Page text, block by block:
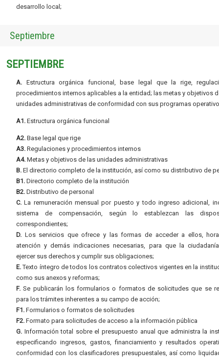
desarrollo local;
Septiembre
SEPTIEMBRE
A. Estructura orgánica funcional, base legal que la rige,
procedimientos internos aplicables a la entidad; las metas y objetivos
unidades administrativas de conformidad con sus programas
A1. Estructura orgánica funcional
A2. Base legal que rige
A3. Regulaciones y procedimientos internos
A4. Metas y objetivos de las unidades administrativas
B. El directorio completo de la institución, así como su distributivo de
B1. Directorio completo de la institución
B2. Distributivo de personal
C. La remuneración mensual por puesto y todo ingreso adicional,
sistema de compensación, según lo establezcan las
correspondientes;
D. Los servicios que ofrece y las formas de acceder a ellos,
atención y demás indicaciones necesarias, para que la
ejercer sus derechos y cumplir sus obligaciones;
E.Texto íntegro de todos los contratos colectivos vigentes en la
como sus anexos y reformas;
F. Se publicarán los formularios o formatos de solicitudes que se
para los trámites inherentes a su campo de acción;
F1. Formularios o formatos de solicitudes
F2. Formato para solicitudes de acceso a la información pública
G. Información total sobre el presupuesto anual que administra la
especificando ingresos, gastos, financiamiento y resultados
conformidad con los clasificadores presupuestales, así como